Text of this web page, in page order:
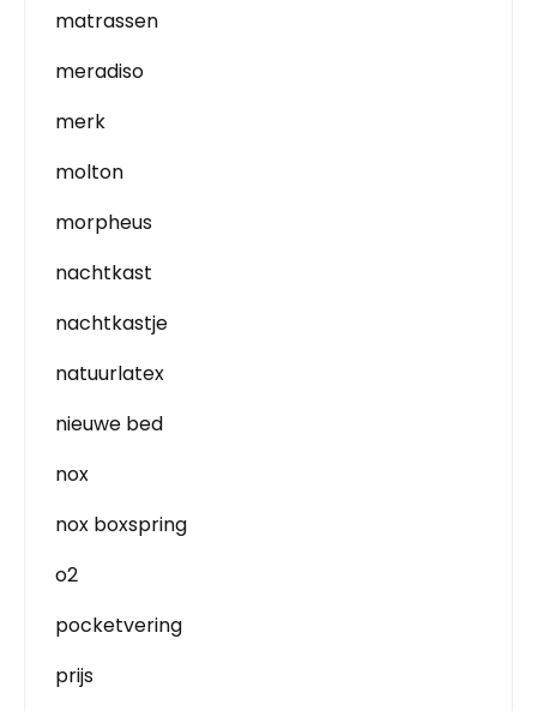
matrassen
meradiso
merk
molton
morpheus
nachtkast
nachtkastje
natuurlatex
nieuwe bed
nox
nox boxspring
o2
pocketvering
prijs